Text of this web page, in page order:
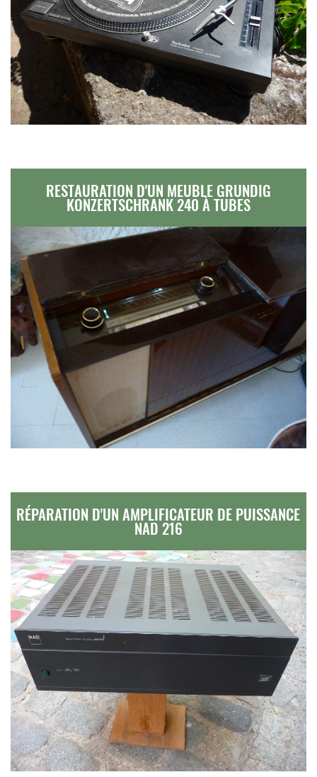
RESTAURATION D'UN MEUBLE GRUNDIG
KONZERTSCHRANK 240 À TUBES
RÉPARATION D'UN AMPLIFICATEUR DE PUISSANCE
NAD 216